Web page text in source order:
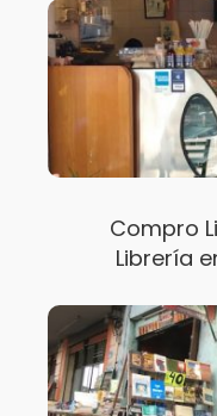
Compro
Librería